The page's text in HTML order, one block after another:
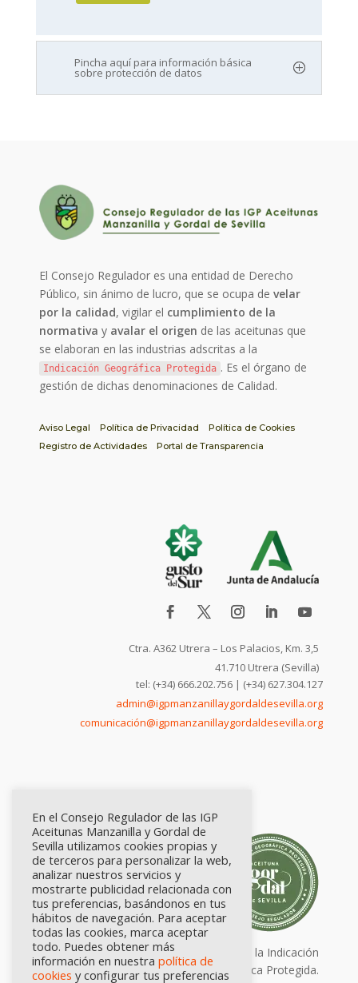
Pincha aquí para información básica
sobre protección de datos
El Consejo Regulador es una entidad de Derecho
Público, sin ánimo de lucro, que se ocupa develar
por la calidad, vigilar el cumplimiento de la
normativa y avalar el origen de las aceitunas que
se elaboran en las industrias adscritas a la
Indicación Geográfica Protegida . Es el órgano de
gestión de dichas denominaciones de Calidad.
Aviso Legal Política de Privacidad
Política de Cookies
Registro de Actividades
Portal de Transparencia
Ctra. A362 Utrera – Los Palacios, Km. 3,5
41.710 Utrera (Sevilla)
tel: (+34) 666.202.756 | (+34) 627.304.127
admin@igpmanzanillaygordaldesevilla.org
comunicación@igpmanzanillaygordaldesevilla.org
Calidad certificada por Origen. Sellos de la Indicación
Geográfica Protegida.
En el Consejo Regulador de las IGP
Aceitunas Manzanilla y Gordal de
Sevilla utilizamos cookies propias y
de terceros para personalizar la web,
analizar nuestros servicios y
mostrarte publicidad relacionada con
tus preferencias, basándonos en tus
hábitos de navegación. Para aceptar
todas las cookies, marca aceptar
todo. Puedes obtener más
información en nuestra política de
cookies y configurar tus preferencias